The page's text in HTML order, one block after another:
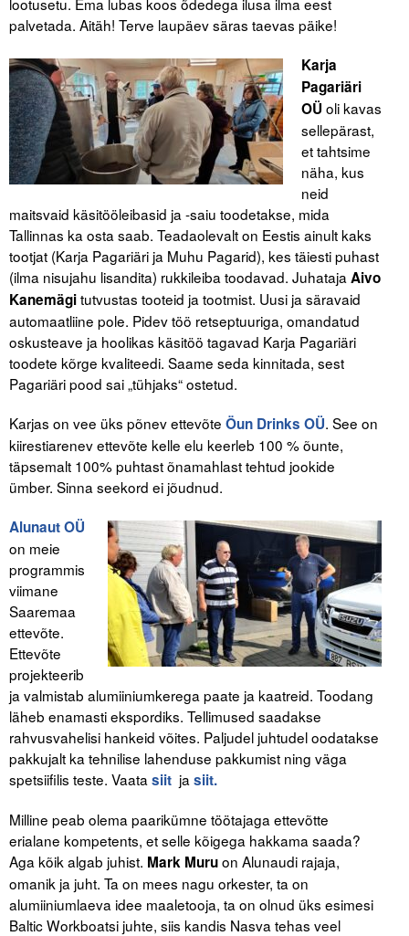
palvetada. Aitäh! Terve laupäev säras taevas päike!
Karja
Pagariäri
OÜ oli kavas
sellepärast,
et tahtsime
näha, kus
neid
maitsvaid käsitööleibasid ja -saiu toodetakse, mida
Tallinnas ka osta saab. Teadaolevalt on Eestis ainult kaks
tootjat (Karja Pagariäri ja Muhu Pagarid), kes täiesti puhast
(ilma nisujahu lisandita) rukkileiba toodavad. Juhataja Aivo
Kanemägitutvustas tooteid ja tootmist. Uusi ja säravaid
automaatliine pole. Pidev töö retseptuuriga, omandatud
oskusteave ja hoolikas käsitöö tagavad Karja Pagariäri
toodete kõrge kvaliteedi. Saame seda kinnitada, sest
Pagariäri pood sai „tühjaks“ ostetud.
Karjas on vee üks põnev ettevõte Öun Drinks OÜ. See on
kiirestiarenev ettevõte kelle elu keerleb 100 % õunte,
täpsemalt 100% puhtast õnamahlast tehtud jookide
ümber. Sinna seekord ei jõudnud.
Alunaut OÜ
on meie
programmis
viimane
Saaremaa
ettevõte.
Ettevõte
projekteerib
ja valmistab alumiiniumkerega paate ja kaatreid. Toodang
läheb enamasti ekspordiks. Tellimused saadakse
rahvusvahelisi hankeid võites. Paljudel juhtudel oodatakse
pakkujalt ka tehnilise lahenduse pakkumist ning väga
spetsiifilis teste. Vaata siit ja siit.
Milline peab olema paarikümne töötajaga ettevõtte
erialane kompetents, et selle kõigega hakkama saada?
Aga kõik algab juhist. Mark Muruon Alunaudi rajaja,
omanik ja juht. Ta on mees nagu orkester, ta on
alumiiniumlaeva idee maaletooja, ta on olnud üks esimesi
Baltic Workboatsi juhte, siis kandis Nasva tehas veel